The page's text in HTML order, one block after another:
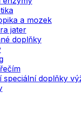
a mozek
jater
doplňky
speciální doplňky